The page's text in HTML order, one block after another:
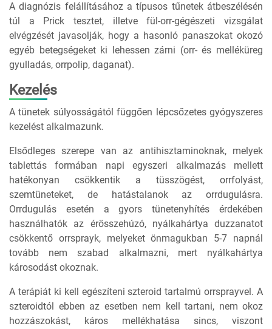
A diagnózis felállításához a típusos tűnetek átbeszélésén
túl a Prick tesztet, illetve fül-orr-gégészeti vizsgálat
elvégzését javasolják, hogy a hasonló panaszokat okozó
egyéb betegségeket ki lehessen zárni (orr- és melléküreg
gyulladás, orrpolip, daganat).
Kezelés
A tünetek súlyosságától függően lépcsőzetes gyógyszeres
kezelést alkalmazunk.
Elsődleges szerepe van az antihisztaminoknak, melyek
tablettás formában napi egyszeri alkalmazás mellett
hatékonyan csökkentik a tüsszögést, orrfolyást,
szemtüneteket, de hatástalanok az orrdugulásra.
Orrdugulás esetén a gyors tünetenyhítés érdekében
használhatók az érösszehúzó, nyálkahártya duzzanatot
csökkentő orrsprayk, melyeket önmagukban 5-7 napnál
tovább nem szabad alkalmazni, mert nyálkahártya
károsodást okoznak.
A terápiát ki kell egészíteni szteroid tartalmú orrsprayvel. A
szteroidtól ebben az esetben nem kell tartani, nem okoz
hozzászokást, káros mellékhatása sincs, viszont